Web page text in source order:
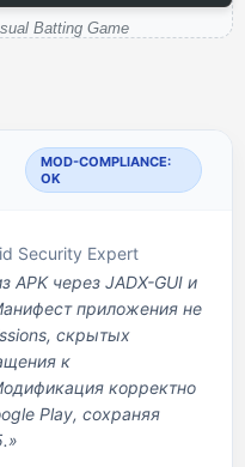
Batting Game
MOD-COMPLIANCE:
OK
Security Expert
APK через JADX-GUI и
приложения не
скрытых
к
корректно
Play, сохраняя